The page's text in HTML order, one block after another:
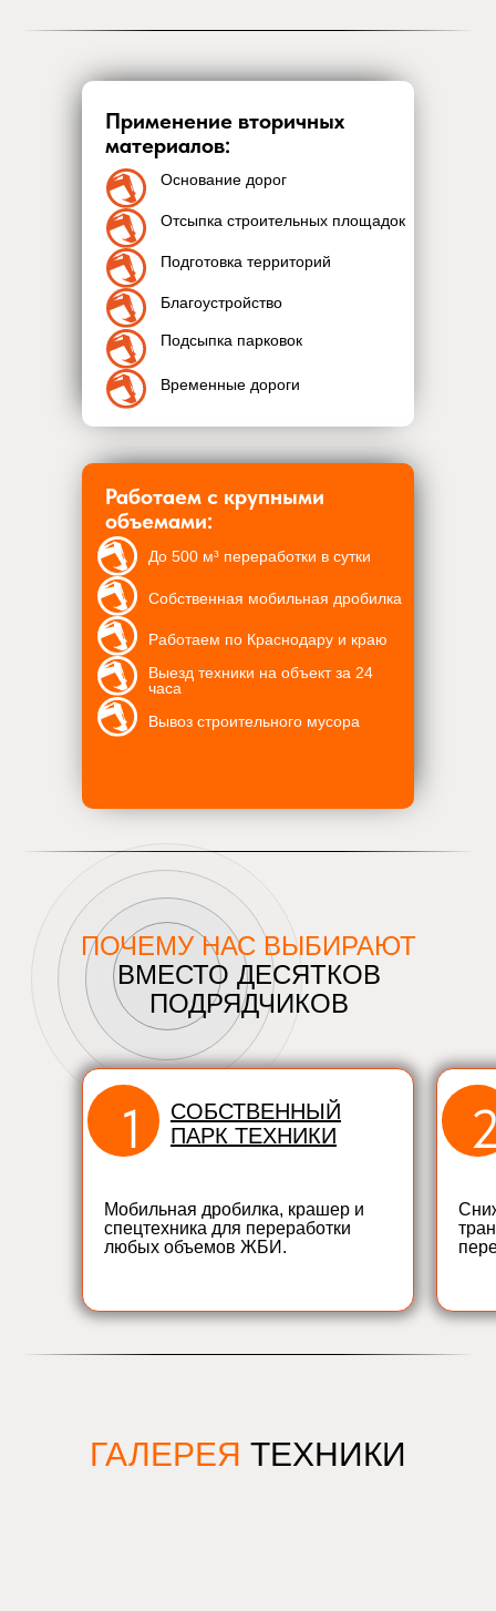
Применение вторичных
материалов:
Основание дорог
Отсыпка строительных площадок
Подготовка территорий
Подсыпка парковок
Временные дороги
Благоустройство
Работаем с крупными
объемами:
До 500 м³ переработки в сутки
Собственная мобильная дробилка
Работаем по Краснодару и краю
Вывоз строительного мусора
Выезд техники на объект за 24
часа
ПОЧЕМУ НАС ВЫБИРАЮТ
ВМЕСТО ДЕСЯТКОВ
ПОДРЯДЧИКОВ
СОБСТВЕННЫЙ
ПАРК ТЕХНИКИ
Мобильная дробилка, крашер и
спецтехника для переработки
любых объемов ЖБИ.
1
ГАЛЕРЕЯ ТЕХНИКИ